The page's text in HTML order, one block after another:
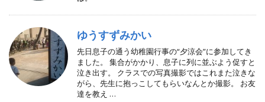
ゆうすずみかい
先日息子の通う幼稚園行事の“夕涼会”に参加してき
ました。 集合がかかり、息子に列に並ぶよう促すと
泣き出す。 クラスでの写真撮影ではこれまた泣きな
がら、先生に抱っこしてもらいなんとか撮影。 お友
達を教え …